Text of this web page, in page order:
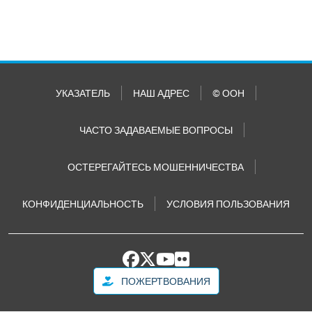
УКАЗАТЕЛЬ НАШ АДРЕС © ООН
ЧАСТО ЗАДАВАЕМЫЕ ВОПРОСЫ
ОСТЕРЕГАЙТЕСЬ МОШЕННИЧЕСТВА
КОНФИДЕНЦИАЛЬНОСТЬ УСЛОВИЯ ПОЛЬЗОВАНИЯ
ПОЖЕРТВОВАНИЯ